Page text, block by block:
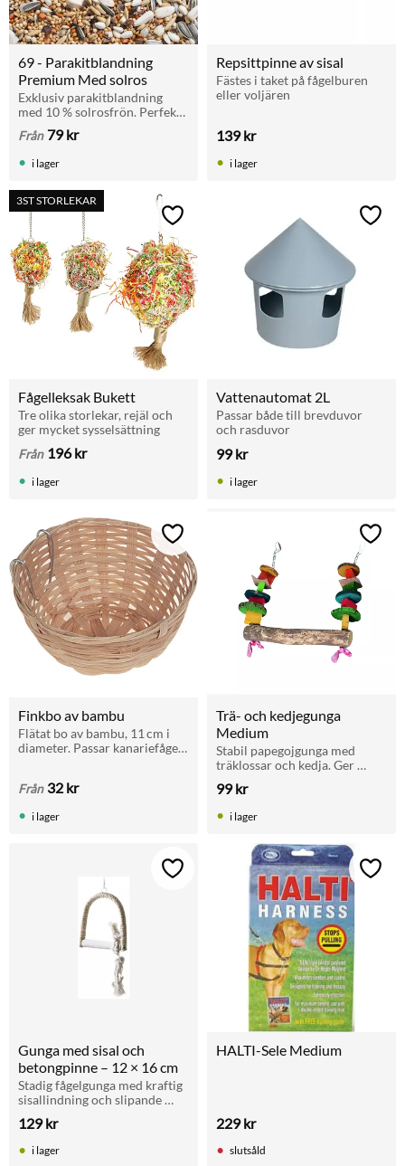
69 - Parakitblandning
Premium Med solros
Exklusiv parakitblandning
med 10 % solrosfrön. Perfekt
för sällskapsfåglar, avel och
uppfödning.
Från 79kr
i lager
Repsittpinne av sisal
Fästes i taket på fågelburen
eller voljären
139kr
i lager
Fågelleksak Bukett
Tre olika storlekar, rejäl och
ger mycket sysselsättning
Från 196kr
3ST STORLEKAR
Lägg till i favoriter
i lager
Vattenautomat 2L
Passar både till brevduvor
och rasduvor
99kr
Lägg
i lager
Finkbo av bambu
Flätat bo av bambu, 11 cm i
diameter. Passar kanariefågel
Från 32 kr
Lägg till i favoriter
i lager
Trä- och kedjegunga
Medium
Stabil papegojgunga med
träklossar och kedja. Ger
tuggmotstånd. Passar fåglar i
sittpinne: 40 mm.
99kr
Lägg
i lager
Gunga med sisal och
betongpinne – 12 × 16 cm
Stadig fågelgunga med kraftig
sisallindning och slipande
aktivering och naturlig klo-
och näbbvård.
129kr
Lägg till i favoriter
i lager
HALTI-Sele Medium
229kr
Lägg
slutsåld